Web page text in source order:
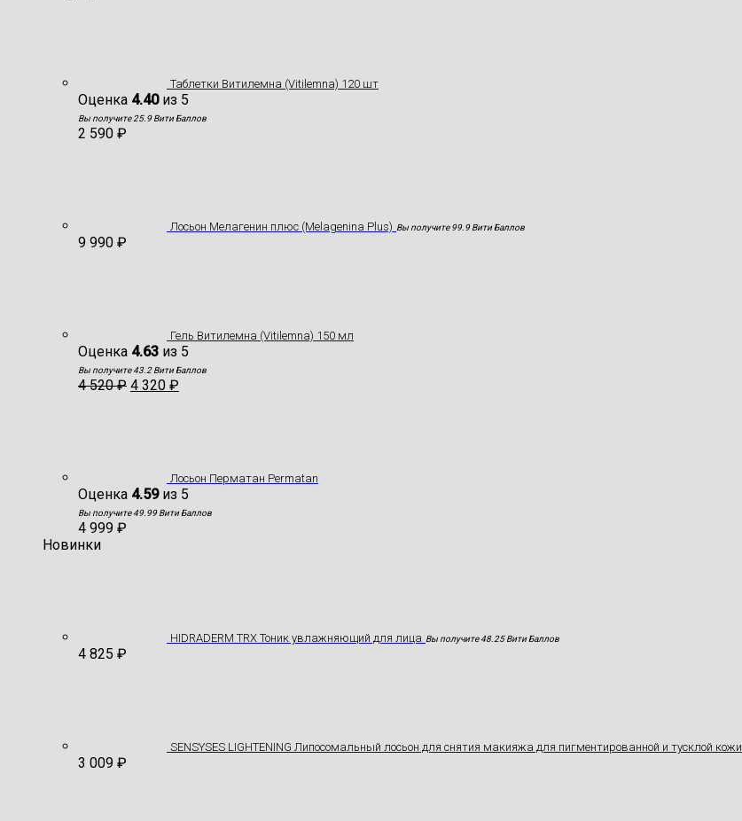
Таблетки Витилемна (Vitilemna) 120 шт
Оценка 4.40из 5
Вы получите 25.9 Вити Баллов
2 590 ₽
Лосьон Мелагенин плюс (Melagenina Plus) Вы получите 99.9 Вити Баллов
9 990 ₽
Гель Витилемна (Vitilemna) 150 мл
Оценка 4.63 из 5
Вы получите 43.2 Вити Баллов
4 520₽ 4 320 ₽
Лосьон Перматан Permatan
Оценка 4.59из 5
Вы получите 49.99 Вити Баллов
4 999 ₽
Новинки
HIDRADERM TRX Тоник увлажняющий для лица Вы получите 48.25 Вити Баллов
4 825 ₽
SENSYSES LIGHTENING Липосомальный лосьон для снятия макияжа для пигментированной и тусклой кожи
3 009 ₽